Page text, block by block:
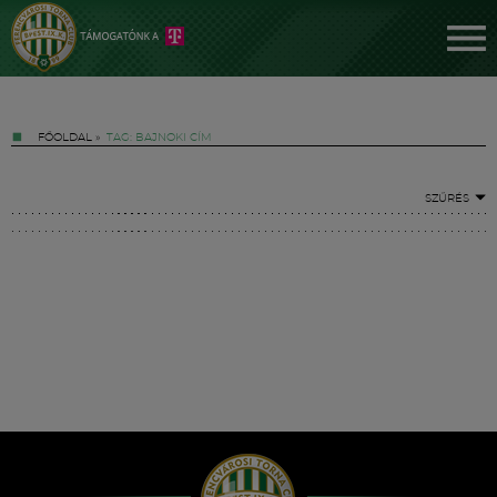
FŐOLDAL » TAG: BAJNOKI CÍM
SZŰRÉS
Hírek